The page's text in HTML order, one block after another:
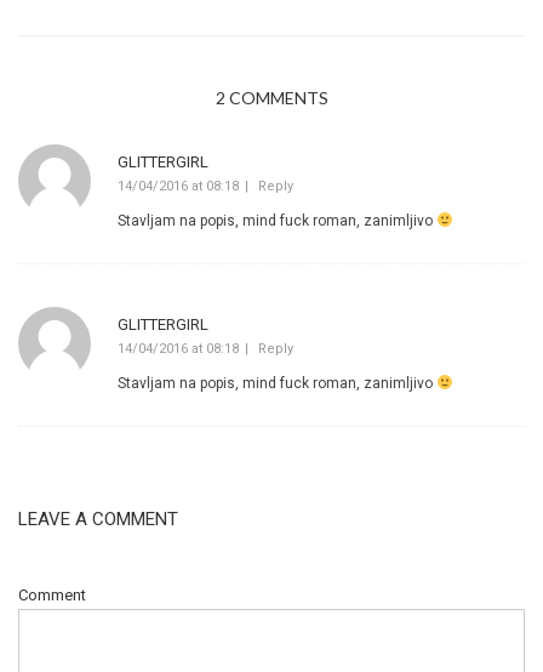
2 COMMENTS
GLITTERGIRL
14/04/2016 at 08:18 Reply
Stavljam na popis, mind fuck roman, zanimljivo
GLITTERGIRL
14/04/2016 at 08:18 Reply
Stavljam na popis, mind fuck roman, zanimljivo
LEAVE A COMMENT
Comment